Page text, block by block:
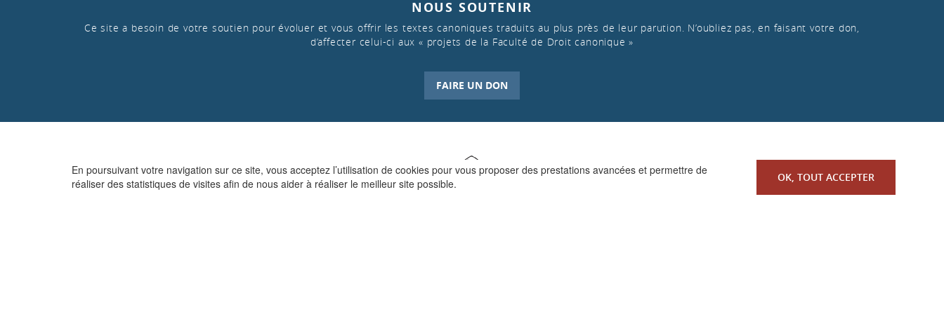
En poursuivant votre navigation sur ce site, vous acceptez l’utilisation de cookies pour vous proposer des prestations avancées et permettre de
réaliser des statistiques de visites afin de nous aider à réaliser le meilleur site possible.
OK, TOUT ACCEPTER
NOUS SOUTENIR
Ce site a besoin de votre soutien pour évoluer et vous offrir les textes canoniques traduits au plus près de leur parution. N’oubliez pas, en faisant votre don,
d’affecter celui-ci aux « projets de la Faculté de Droit canonique »
FAIRE UN DON